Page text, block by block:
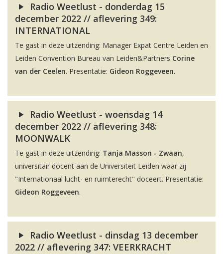
Radio Weetlust - donderdag 15
december 2022 // aflevering 349:
INTERNATIONAL
Te gast in deze uitzending: Manager Expat Centre Leiden en
Leiden Convention Bureau van Leiden&Partners Corine
van der Ceelen. Presentatie: Gideon Roggeveen.
Radio Weetlust - woensdag 14
december 2022 // aflevering 348:
MOONWALK
Te gast in deze uitzending: Tanja Masson - Zwaan,
universitair docent aan de Universiteit Leiden waar zij
"Internationaal lucht- en ruimterecht" doceert. Presentatie:
Gideon Roggeveen.
Radio Weetlust - dinsdag 13 december
2022 // aflevering 347: VEERKRACHT